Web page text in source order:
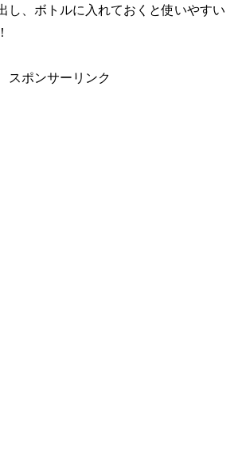
し、ボトルに入れておくと使いやすい
スポンサーリンク